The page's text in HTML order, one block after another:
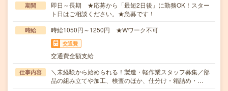
期間
即日～長期 ★応募から「最短2日後」に勤務OK！スター
ト日はご相談ください。★急募です！
時給 時給1050円～1250円 ★Wワーク不可
交通費
交通費全額支給
仕事内容
＼未経験から始められる！製造・軽作業スタッフ募集／部
品の組み立てや加工、検査のほか、仕分け・箱詰め・…